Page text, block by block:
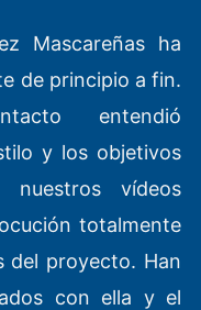
Mascareñas ha
de principio a fin.
entendió
y los objetivos
vídeos
totalmente
del proyecto. Han
con ella y el